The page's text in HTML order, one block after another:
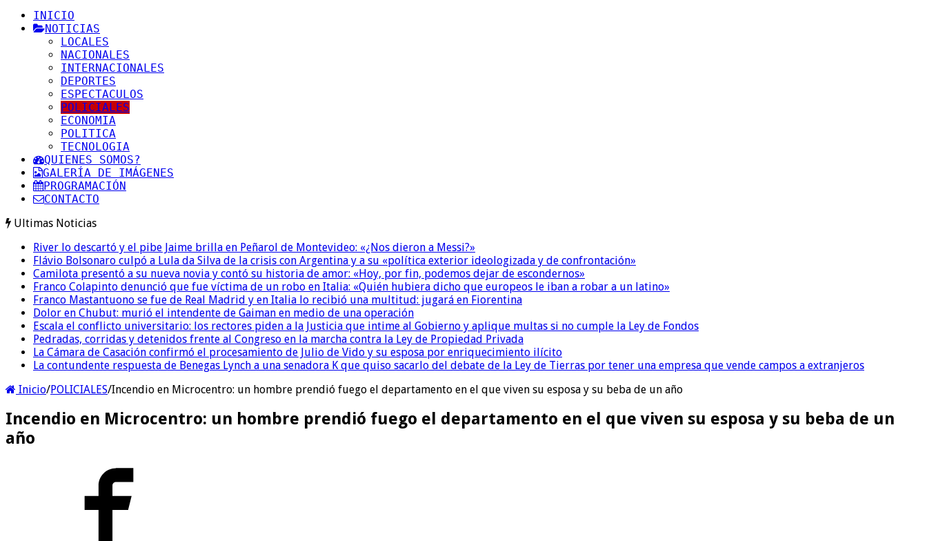
INICIO
NOTICIAS
LOCALES
NACIONALES
INTERNACIONALES
DEPORTES
ESPECTACULOS
POLICIALES
ECONOMIA
POLITICA
TECNOLOGIA
QUIENES SOMOS?
GALERÍA DE IMÁGENES
PROGRAMACIÓN
CONTACTO
Ultimas Noticias
River lo descartó y el pibe Jaime brilla en Peñarol de Montevideo: «¿Nos dieron a Messi?»
Flávio Bolsonaro culpó a Lula da Silva de la crisis con Argentina y a su «política exterior ideologizada y de confrontación»
Camilota presentó a su nueva novia y contó su historia de amor: «Hoy, por fin, podemos dejar de escondernos»
Franco Colapinto denunció que fue víctima de un robo en Italia: «Quién hubiera dicho que europeos le iban a robar a un latino»
Franco Mastantuono se fue de Real Madrid y en Italia lo recibió una multitud: jugará en Fiorentina
Dolor en Chubut: murió el intendente de Gaiman en medio de una operación
Escala el conflicto universitario: los rectores piden a la Justicia que intime al Gobierno y aplique multas si no cumple la Ley de Fondos
Pedradas, corridas y detenidos frente al Congreso en la marcha contra la Ley de Propiedad Privada
La Cámara de Casación confirmó el procesamiento de Julio de Vido y su esposa por enriquecimiento ilícito
La contundente respuesta de Benegas Lynch a una senadora K que quiso sacarlo del debate de la Ley de Tierras por tener una empresa que vende campos a extranjeros
Inicio/POLICIALES/Incendio en Microcentro: un hombre prendió fuego el departamento en el que viven su esposa y su beba de un año
Incendio en Microcentro: un hombre prendió fuego el departamento en el que viven su esposa y su beba de un
año